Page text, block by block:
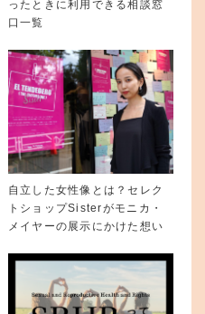
ったときに利用できる相談窓
口一覧
自立した女性像とは？セレク
トショップSisterがモニカ・
メイヤーの展示にかけた想い